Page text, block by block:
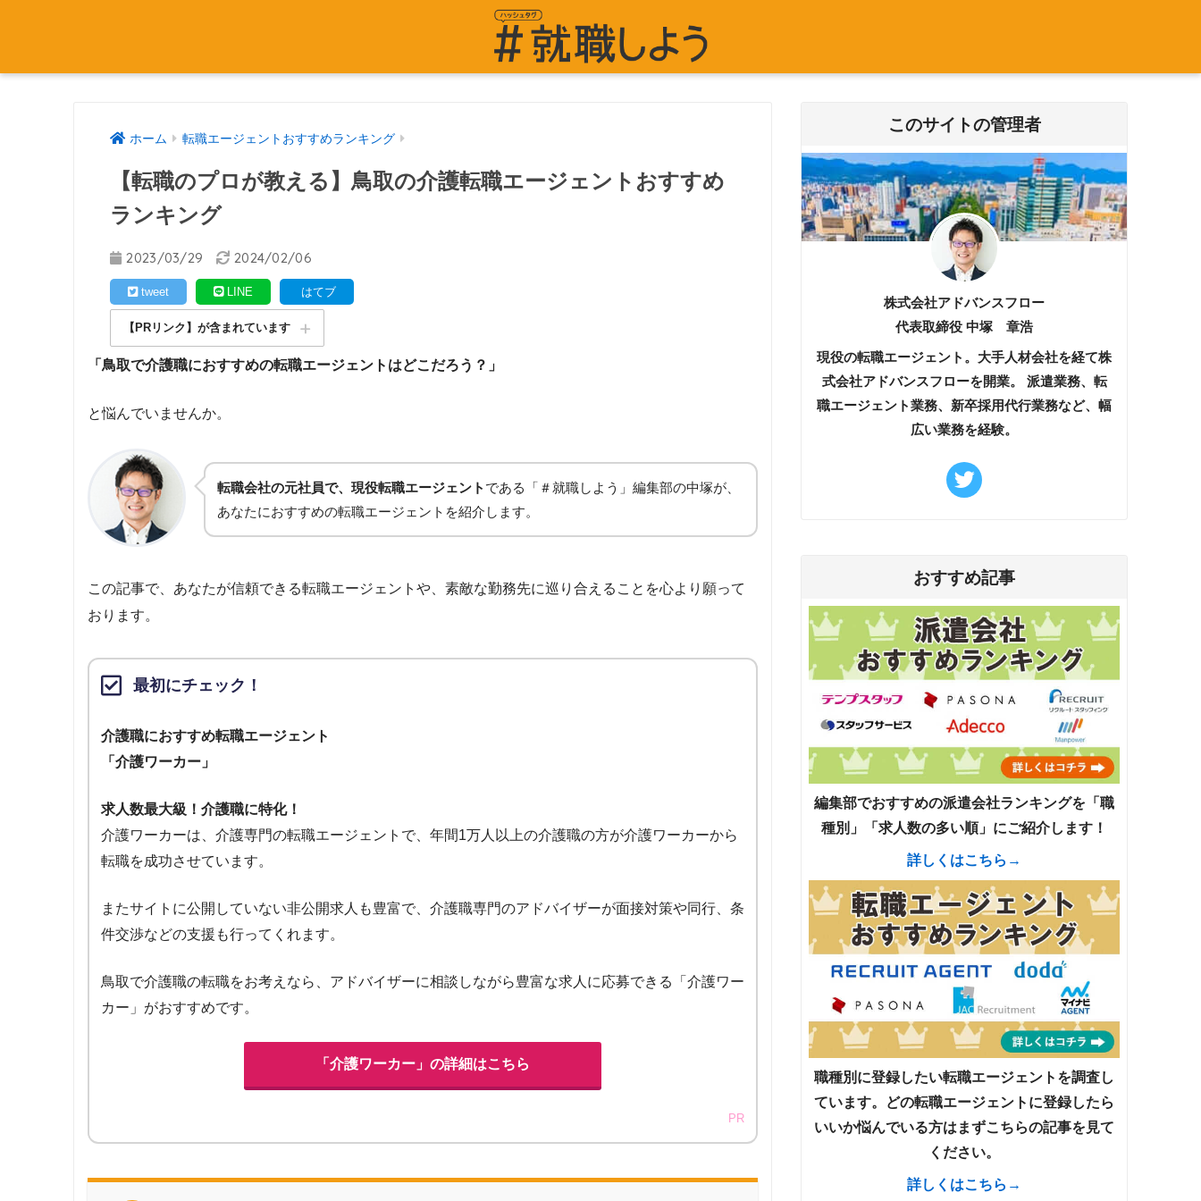
ホーム 転職エージェントおすすめランキング
【転職のプロが教える】鳥取の介護転職エージェントおすすめ
ランキング
2023/03/29 2024/02/06
tweet LINE はてブ
【PRリンク】が含まれています
「鳥取で介護職におすすめの転職エージェントはどこだろう？」
と悩んでいませんか。
転職会社の元社員で、現役転職エージェント である「＃就職しよう」編集部の中塚が、
あなたにおすすめの転職エージェントを紹介します。
この記事で、あなたが信頼できる転職エージェントや、素敵な勤務先に巡り合えることを心より願って
おります。
最初にチェック！
介護職におすすめ転職エージェント
「介護ワーカー」
求人数最大級！介護職に特化！
介護ワーカーは、介護専門の転職エージェントで、年間1万人以上の介護職の方が介護ワーカーから
転職を成功させています。
またサイトに公開していない非公開求人も豊富で、介護職専門のアドバイザーが面接対策や同行、条
件交渉などの支援も行ってくれます。
鳥取で介護職の転職をお考えなら、アドバイザーに相談しながら豊富な求人に応募できる「介護ワー
カー」がおすすめです。
「介護ワーカー」の詳細はこちら
PR
このサイトの管理者
株式会社アドバンスフロー
代表取締役 中塚 章浩
現役の転職エージェント。大手人材会社を経て株
式会社アドバンスフローを開業。 派遣業務、転
職エージェント業務、新卒採用代行業務など、幅
広い業務を経験。
おすすめ記事
編集部でおすすめの派遣会社ランキングを「職
種別」「求人数の多い順」にご紹介します！
詳しくはこちら→
職種別に登録したい転職エージェントを調査し
ています。どの転職エージェントに登録したら
いいか悩んでいる方はまずこちらの記事を見て
ください。
詳しくはこちら→